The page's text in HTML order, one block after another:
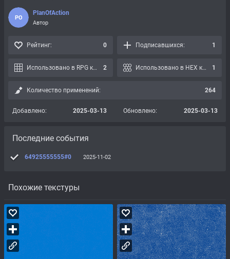
Похожие текстуры
PO
PlanOfAction
Автор
Рейтинг: 0 Подписавшихся: 1
Использовано в RPG картах: 2 Использовано в HEX картах: 1
Количество применений: 264
Добавлено: 2025-03-13 Обновлено: 2025-03-13
Последние события
64925555555#0 2025-11-02